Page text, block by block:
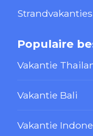
Populaire
Vakantie
Vakantie Bali
Vakantie